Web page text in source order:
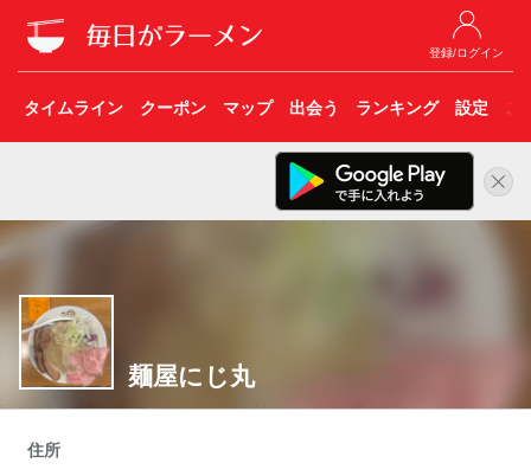
登録/ログイン
タイムライン クーポン マップ 出会う ランキング 設定 こ
麺屋にじ丸
住所